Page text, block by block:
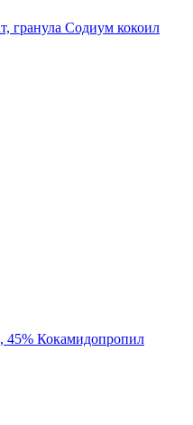
Содиум кокоил
Кокамидопропил